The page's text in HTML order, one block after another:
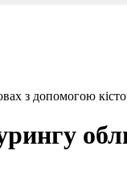
з допомогою